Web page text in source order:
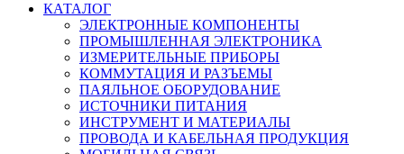
КАТАЛОГ
ЭЛЕКТРОННЫЕ КОМПОНЕНТЫ
ПРОМЫШЛЕННАЯ ЭЛЕКТРОНИКА
ИЗМЕРИТЕЛЬНЫЕ ПРИБОРЫ
КОММУТАЦИЯ И РАЗЪЕМЫ
ПАЯЛЬНОЕ ОБОРУДОВАНИЕ
ИСТОЧНИКИ ПИТАНИЯ
ИНСТРУМЕНТ И МАТЕРИАЛЫ
ПРОВОДА И КАБЕЛЬНАЯ ПРОДУКЦИЯ